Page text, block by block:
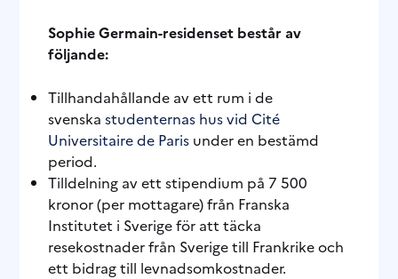
Sophie Germain-residenset består av
följande:
Tillhandahållande av ett rum i de
svenskastudenternas hus vid Cité
Universitaire de Paris under en bestämd
period.
Tilldelning av ett stipendium på 7 500
kronor (per mottagare) från Franska
Institutet i Sverige för att täcka
resekostnader från Sverige till Frankrike och
ett bidrag till levnadsomkostnader.